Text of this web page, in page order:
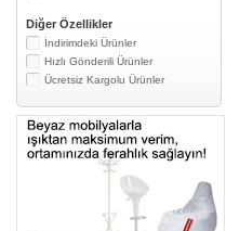
Diğer Özellikler
İndirimdeki Ürünler
Hızlı Gönderili Ürünler
Ücretsiz Kargolu Ürünler